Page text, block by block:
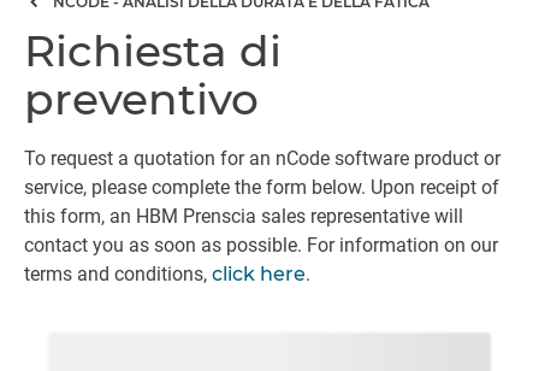
Richiesta di
preventivo
To request a quotation for an nCode software product or
service, please complete the form below. Upon receipt of
this form, an HBM Prenscia sales representative will
contact you as soon as possible. For information on our
terms and conditions, click here.